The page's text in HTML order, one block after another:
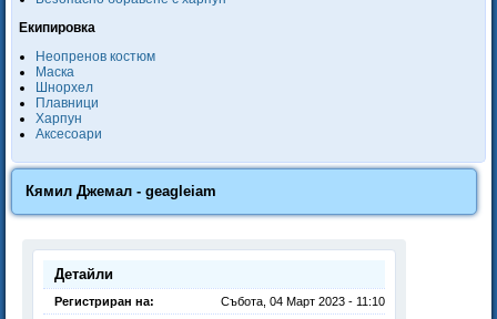
Екипировка
Неопренов костюм
Маска
Шнорхел
Плавници
Харпун
Аксесоари
Кямил Джемал - geagleiam
Детайли
Регистриран на:
Събота, 04 Март 2023 - 11:10